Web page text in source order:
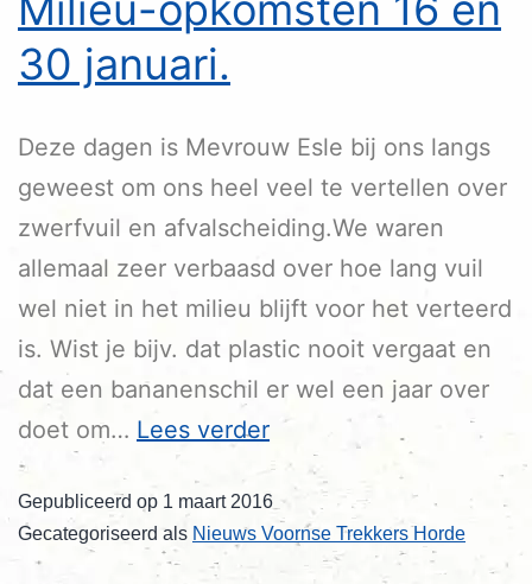
30 januari.
Deze dagen is Mevrouw Esle bij ons langs
geweest om ons heel veel te vertellen over
zwerfvuil en afvalscheiding.We waren
allemaal zeer verbaasd over hoe lang vuil
wel niet in het milieu blijft voor het verteerd
is. Wist je bijv. dat plastic nooit vergaat en
dat een bananenschil er wel een jaar over
doet om… Lees verder
Gepubliceerd op 1 maart 2016
Gecategoriseerd als Nieuws Voornse Trekkers Horde